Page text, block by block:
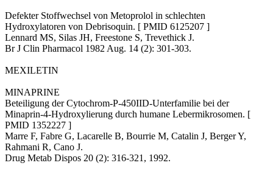
Defekter Stoffwechsel von Metoprolol in schlechten
Hydroxylatoren von Debrisoquin. [ PMID 6125207 ]
Lennard MS, Silas JH, Freestone S, Trevethick J.
Br J Clin Pharmacol 1982 Aug. 14 (2): 301-303.
MEXILETIN
MINAPRINE
Beteiligung der Cytochrom-P-450IID-Unterfamilie bei der
Minaprin-4-Hydroxylierung durch humane Lebermikrosomen. [
PMID 1352227 ]
Marre F, Fabre G, Lacarelle B, Bourrie M, Catalin J, Berger Y,
Rahmani R, Cano J.
Drug Metab Dispos 20 (2): 316-321, 1992.